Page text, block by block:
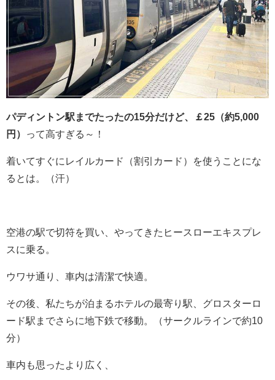
パディントン駅までたったの15分だけど、￡25（約5,000
円）
って高すぎる～！
着いてすぐにレイルカード（割引カード）を使うことにな
るとは。（汗）
空港の駅で切符を買い、やってきたヒースローエキスプレ
スに乗る。
ウワサ通り、車内は清潔で快適。
その後、私たちが泊まるホテルの最寄り駅、グロスターロ
ード駅までさらに地下鉄で移動。（サークルラインで約10
分）
車内も思ったより広く、